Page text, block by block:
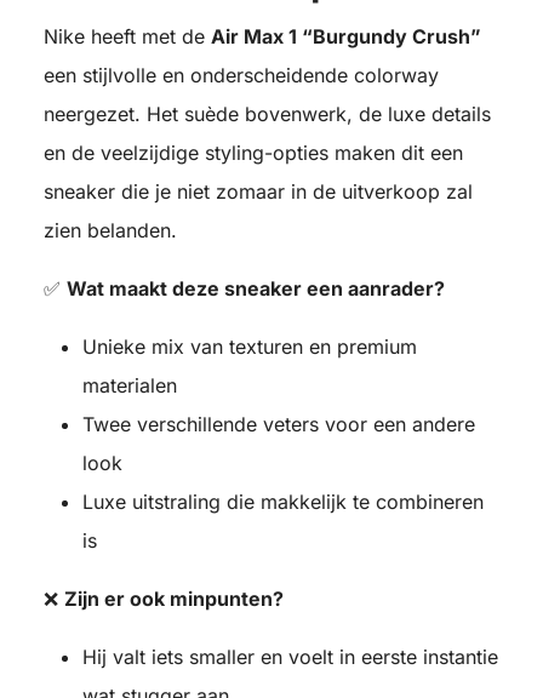
Nike heeft met de Air Max 1 “Burgundy Crush”
een stijlvolle en onderscheidende colorway
neergezet. Het suède bovenwerk, de luxe details
en de veelzijdige styling-opties maken dit een
sneaker die je niet zomaar in de uitverkoop zal
zien belanden.
✅ Wat maakt deze sneaker een aanrader?
Unieke mix van texturen en premium
materialen
Twee verschillende veters voor een andere
look
Luxe uitstraling die makkelijk te combineren
is
❌ Zijn er ook minpunten?
Hij valt iets smaller en voelt in eerste instantie